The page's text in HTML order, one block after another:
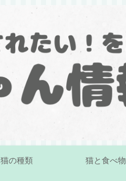
猫の種類 猫と食べ物